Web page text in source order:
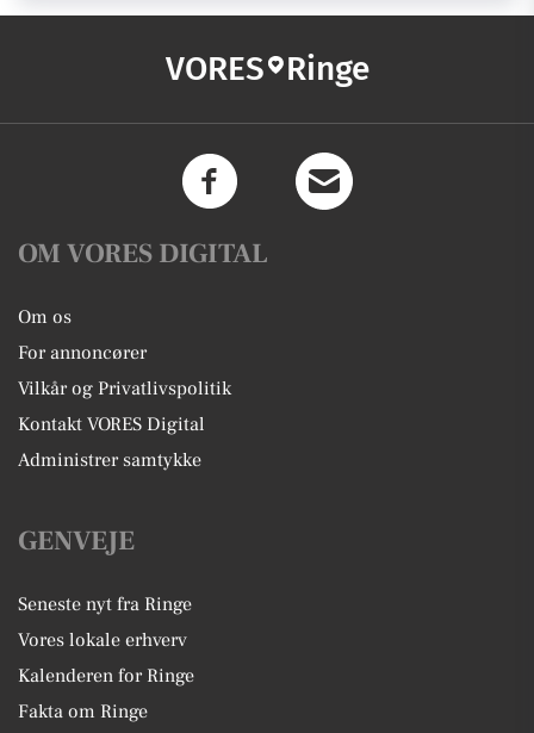
VORES Ringe
OM VORES DIGITAL
Om os
For annoncører
Vilkår og Privatlivspolitik
Kontakt VORES Digital
Administrer samtykke
GENVEJE
Seneste nyt fra Ringe
Vores lokale erhverv
Kalenderen for Ringe
Fakta om Ringe